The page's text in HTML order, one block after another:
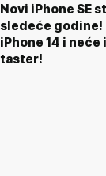
Novi iPhone SE
sledeće godine!
iPhone 14 i
taster!